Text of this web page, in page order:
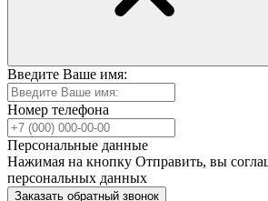
Введите Ваше имя:
Номер телефона
Персональные данные
Нажимая на кнопку Отправить, вы
персональных данных
Заказать обратный звонок